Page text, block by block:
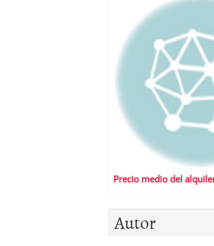
Precio medio del
Autor